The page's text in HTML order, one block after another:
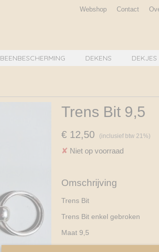
Webshop Contact
BEENBESCHERMING DEKENS DEKJES
Trens Bit 9,5
€ 12,50 (inclusief btw 21%)
✘ Niet op voorraad
Omschrijving
Trens Bit
Trens Bit enkel gebroken
Maat 9,5